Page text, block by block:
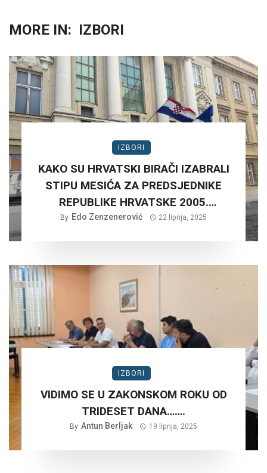
MORE IN: IZBORI
IZBORI
KAKO SU HRVATSKI BIRAČI IZABRALI
STIPU MESIĆA ZA PREDSJEDNIKE
REPUBLIKE HRVATSKE 2005.
GODINE?
By Edo Zenzenerović 22 lipnja, 2025
IZBORI
VIDIMO SE U ZAKONSKOM ROKU OD
TRIDESET DANA…….
By Antun Berljak 19 lipnja, 2025